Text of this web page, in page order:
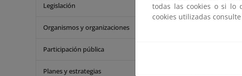
Legislación
Organismos y organizaciones
Participación pública
Planes y estrategias
todas las cookies o si lo
cookies utilizadas